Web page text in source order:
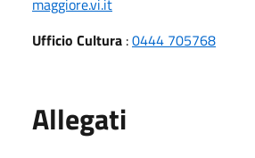
Ufficio Cultura :0444 705768
Allegati